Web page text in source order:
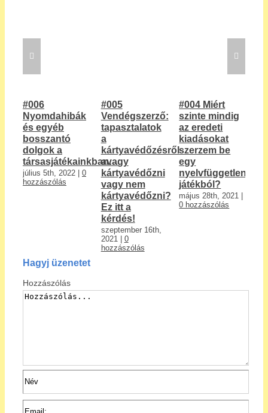
#006
Nyomdahibák
és egyéb
bosszantó
dolgok a
társasjátékainkban…
július 5th, 2022
0
hozzászólás
#005
Vendégszerző:
tapasztalatok
a
kártyavédőzésről
avagy
kártyavédőzni
vagy nem
kártyavédőzni?
Ez itt a
kérdés!
szeptember 16th,
2021
0
hozzászólás
#004 Miért
szinte mindig
az eredeti
kiadásokat
szerzem be
egy
nyelvfüggetlen
játékból?
május 28th, 2021
0 hozzászólás
Hagyj üzenetet
Hozzászólás